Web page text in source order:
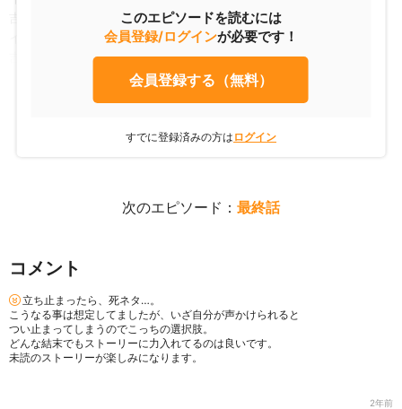
吉川陽葵「やってみれば？」
イジメっ子A「チッ・・・・・・いこうぜ」
吉川陽葵「はるき、大丈夫？ケガしてない？」
このエピソードを読むには
会員登録/ログインが必要です！
会員登録する（無料）
すでに登録済みの方は ログイン
次のエピソード： 最終話
コメント
立ち止まったら、死ネタ…。
こうなる事は想定してましたが、いざ自分が声かけられると
つい止まってしまうのでこっちの選択肢。
どんな結末でもストーリーに力入れてるのは良いです。
未読のストーリーが楽しみになります。
2年前